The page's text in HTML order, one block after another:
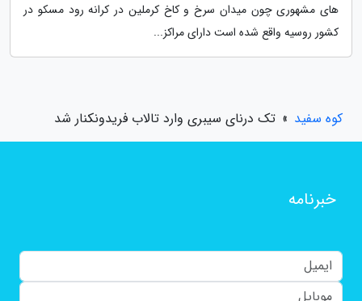
های مشهوری چون میدان سرخ و کاخ کرملین در کرانه رود مسکو در
کشور روسیه واقع شده است دارای مراکز...
کوه سفید » تک درنای سیبری وارد تالاب فریدونکنار شد
خبرنامه